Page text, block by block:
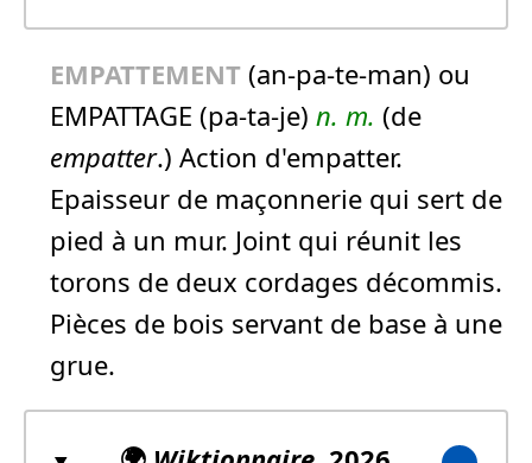
EMPATTEMENT (an-pa-te-man) ou
EMPATTAGE (pa-ta-je) n. m. (de
empatter.) Action d'empatter.
Epaisseur de maçonnerie qui sert de
pied à un mur. Joint qui réunit les
torons de deux cordages décommis.
Pièces de bois servant de base à une
grue.